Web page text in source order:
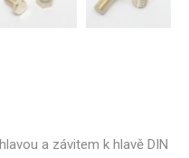
a závitem k hlavě DIN